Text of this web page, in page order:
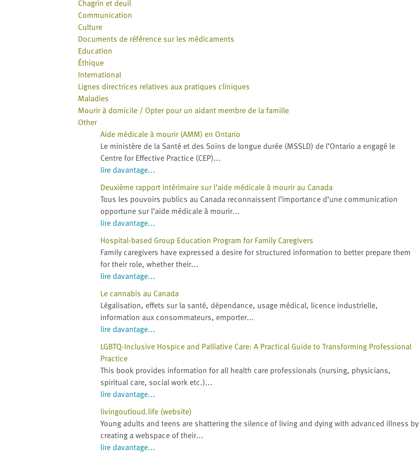
Chagrin et deuil
Communication
Culture
Documents de référence sur les médicaments
Education
Éthique
International
Lignes directrices relatives aux pratiques cliniques
Maladies
Mourir à domicile / Opter pour un aidant membre de la famille
Other
Aide médicale à mourir (AMM) en Ontario
Le ministère de la Santé et des Soins de longue durée (MSSLD) de l’Ontario a engagé le
Centre for Effective Practice (CEP)...
lire davantage...
Deuxième rapport intérimaire sur l’aide médicale à mourir au Canada
Tous les pouvoirs publics au Canada reconnaissent l’importance d’une communication
opportune sur l’aide médicale à mourir...
lire davantage...
Hospital-based Group Education Program for Family Caregivers
Family caregivers have expressed a desire for structured information to better prepare them
for their role, whether their...
lire davantage...
Le cannabis au Canada
Légalisation, effets sur la santé, dépendance, usage médical, licence industrielle,
information aux consommateurs, emporter...
lire davantage...
LGBTQ-Inclusive Hospice and Palliative Care: A Practical Guide to Transforming Professional
Practice
This book provides information for all health care professionals (nursing, physicians,
spiritual care, social work etc.)...
lire davantage...
livingoutloud.life (website)
Young adults and teens are shattering the silence of living and dying with advanced illness by
creating a webspace of their...
lire davantage...